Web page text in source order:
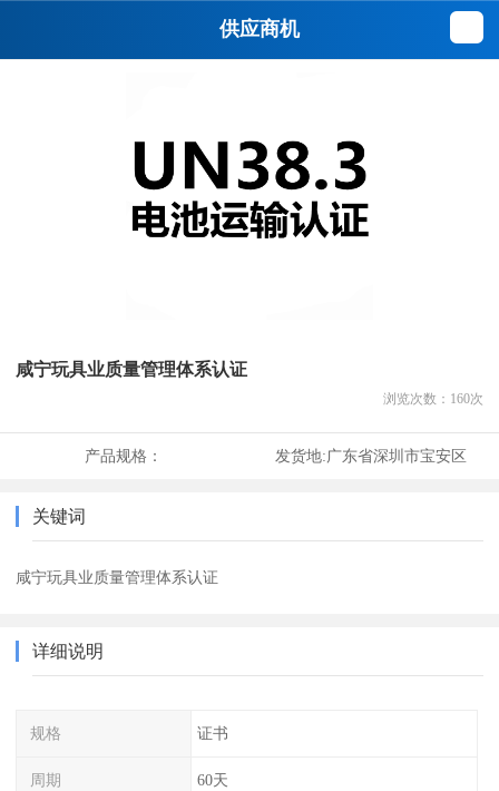
供应商机
咸宁玩具业质量管理体系认证
浏览次数： 160次
产品规格： 发货地:广东省深圳市宝安区
关键词
咸宁玩具业质量管理体系认证
详细说明
规格 证书
周期 60天